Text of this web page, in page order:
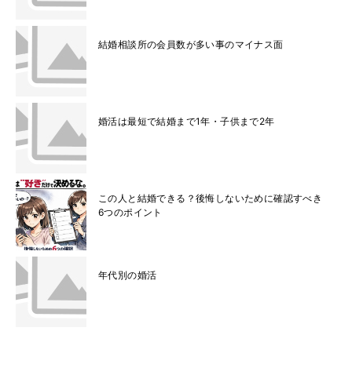
結婚相談所の会員数が多い事のマイナス面
婚活は最短で結婚まで1年・子供まで2年
この人と結婚できる？後悔しないために確認すべき
6つのポイント
年代別の婚活